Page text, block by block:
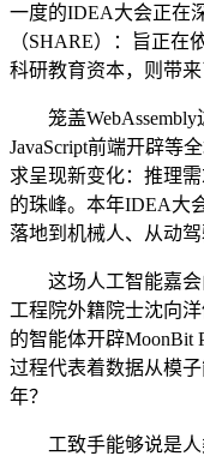
一度的IDEA大会正在
（SHARE）：旨正在
科研教育资本，则带
笼盖WebAssembly
JavaScript前端开辟等
求呈现新变化：推理
的珠峰。本年IDEA大
落地到机械人、从动
这场人工智能嘉会
工程院外籍院士沈向
的智能体开辟MoonBit
过程代表着数据从模
年？
工致手能够说是人